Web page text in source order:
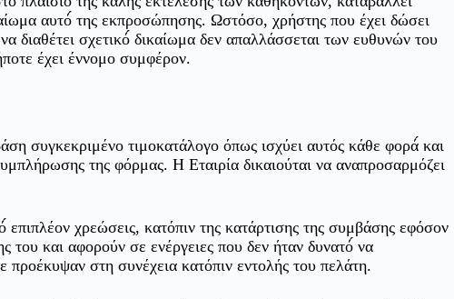
αυτό́ της εκπροσώπησης. Ωστόσο, χρήστης που έχει δώσει
διαθέτει σχετικό́ δικαίωμα δεν απαλλάσσεται των ευθυνών του
έχει έννομο συμφέρον.
συγκεκριμένο τιμοκατάλογο όπως ισχύει αυτός κάθε φορά́ και
της φόρμας. Η Εταιρία δικαιούται να αναπροσαρμόζει
χρεώσεις, κατόπιν της κατάρτισης της συμβάσης εφόσον
του και αφορούν σε ενέργειες που δεν ήταν δυνατό́ να
στη συνέχεια κατόπιν εντολής του πελάτη.